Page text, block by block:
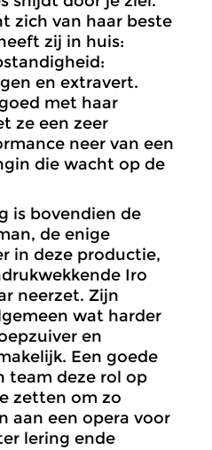
zich van haar beste
zij in huis:
en extravert.
met haar
ze een zeer
neer van een
die wacht op de
is bovendien de
de enige
in deze productie,
Iro
neerzet. Zijn
wat harder
en
Een goede
team deze rol op
zetten om zo
aan een opera voor
lering ende